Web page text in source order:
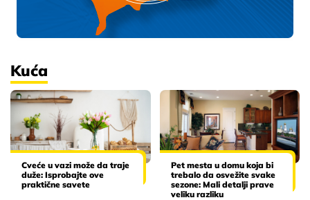
Kuća
Cveće u vazi može da traje
duže: Isprobajte ove
praktične savete
Pet mesta u domu koja bi
trebalo da osvežite svake
sezone: Mali detalji prave
veliku razliku